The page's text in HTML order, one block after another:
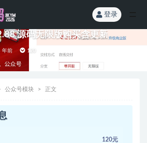
登录
源码无限版购买含更新
年前 120
公众号模块 正文
120元